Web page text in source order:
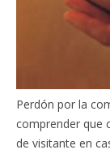
Perdón por la
comprender que
de visitante en